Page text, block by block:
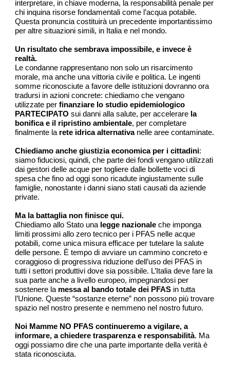
interpretare, in chiave moderna, la responsabilità penale per
chi inquina risorse fondamentali come l’acqua potabile.
Questa pronuncia costituirà un precedente importantissimo
per altre situazioni simili, in Italia e nel mondo.
Un risultato che sembrava impossibile, e invece è
realtà.
Le condanne rappresentano non solo un risarcimento
morale, ma anche una vittoria civile e politica. Le ingenti
somme riconosciute a favore delle istituzioni dovranno ora
tradursi in azioni concrete: chiediamo che vengano
utilizzate perfinanziare lo studio epidemiologico
PARTECIPATO sui danni alla salute, per accelerare la
bonifica e il ripristino ambientale, per completare
finalmente la rete idrica alternativanelle aree contaminate.
Chiediamo anche giustizia economica per i cittadini:
siamo fiduciosi, quindi, che parte dei fondi vengano utilizzati
dai gestori delle acque per togliere dalle bollette voci di
spesa che fino ad oggi sono ricadute ingiustamente sulle
famiglie, nonostante i danni siano stati causati da aziende
private.
Ma la battaglia non finisce qui.
Chiediamo allo Stato una legge nazionale che imponga
limiti prossimi allo zero tecnico per i PFAS nelle acque
potabili, come unica misura efficace per tutelare la salute
delle persone. È tempo di avviare un cammino concreto e
coraggioso di progressiva riduzione dell’uso dei PFAS in
tutti i settori produttivi dove sia possibile. L’Italia deve fare la
sua parte anche a livello europeo, impegnandosi per
sostenere la messa al bando totale dei PFAS in tutta
l’Unione. Queste “sostanze eterne” non possono più trovare
spazio nel nostro presente e nemmeno nel nostro futuro.
Noi Mamme NO PFAS continueremo a vigilare, a
informare, a chiedere trasparenza e responsabilità. Ma
oggi possiamo dire che una parte importante della verità è
stata riconosciuta.